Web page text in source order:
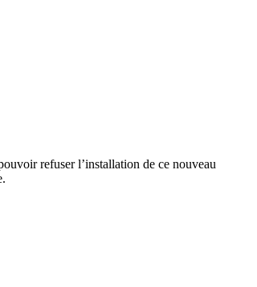
refuser l’installation de ce nouveau